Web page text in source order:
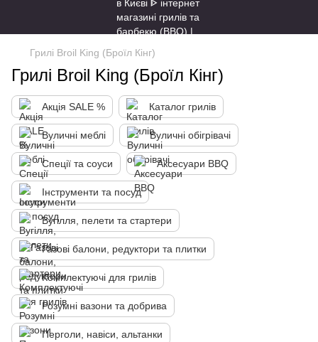
Грилі Broil King (Броїл Кінг)
Грилі Broil King (Броїл Кінг)
Акція SALE % Каталог грилів
Вуличні меблі Вуличні обігрівачі
Спеції та соуси Аксесуари BBQ
Інструменти та посуд
Вугілля, пелети та стартери
Газові балони, редуктори та плитки
Комплектуючі для грилів
Розумні вазони та добрива
Перголи, навіси, альтанки